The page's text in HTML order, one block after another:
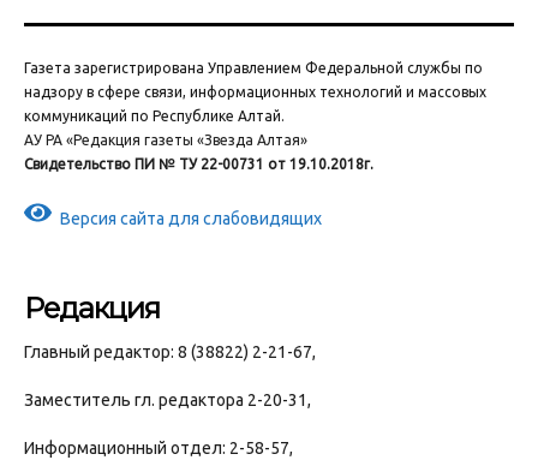
Газета зарегистрирована Управлением Федеральной службы по
надзору в сфере связи, информационных технологий и массовых
коммуникаций по Республике Алтай.
АУ РА «Редакция газеты «Звезда Алтая»
Свидетельство ПИ № ТУ 22-00731 от 19.10.2018г.
Версия сайта для слабовидящих
Редакция
Главный редактор: 8 (38822) 2-21-67,
Заместитель гл. редактора 2-20-31,
Информационный отдел: 2-58-57,